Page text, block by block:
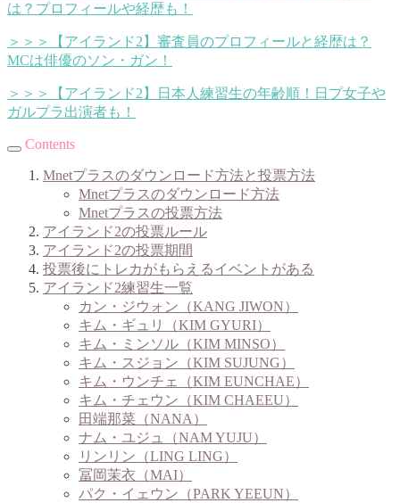
は？プロフィールや経歴も！
＞＞＞【アイランド2】審査員のプロフィールと経歴は？
MCは俳優のソン・ガン！
＞＞＞【アイランド2】日本人練習生の年齢順！日プ女子や
ガルプラ出演者も！
Contents
Mnetプラスのダウンロード方法と投票方法
Mnetプラスのダウンロード方法
Mnetプラスの投票方法
アイランド2の投票ルール
アイランド2の投票期間
投票後にトレカがもらえるイベントがある
アイランド2練習生一覧
カン・ジウォン（KANG JIWON）
キム・ギュリ（KIM GYURI）
キム・ミンソル（KIM MINSO）
キム・スジョン（KIM SUJUNG）
キム・ウンチェ（KIM EUNCHAE）
キム・チェウン（KIM CHAEEU）
田端那菜（NANA）
ナム・ユジュ（NAM YUJU）
リンリン（LING LING）
冨岡茉衣（MAI）
パク・イェウン（PARK YEEUN）